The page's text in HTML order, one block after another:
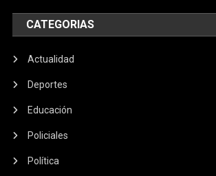
CATEGORIAS
Actualidad
Deportes
Educación
Policiales
Política